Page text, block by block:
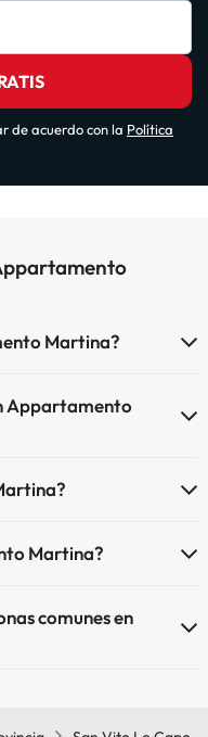
de acuerdo con la Política
Martina?
Appartamento
y otras instalaciones.
Martina?
comunes en